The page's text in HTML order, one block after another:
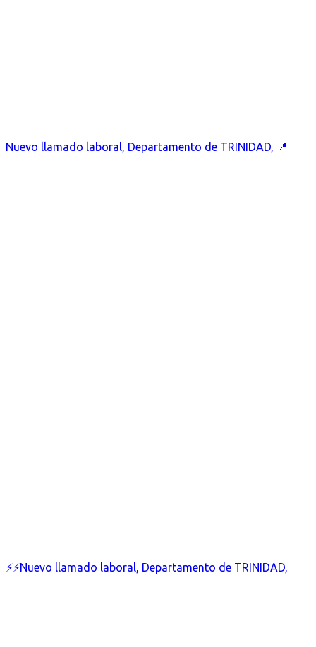
Nuevo llamado laboral, Departamento de TRINIDAD, 📍
⚡⚡Nuevo llamado laboral, Departamento de TRINIDAD,